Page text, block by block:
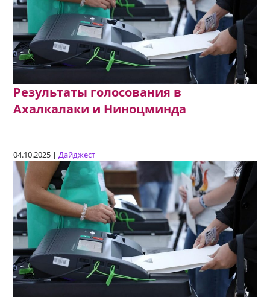
Результаты голосования в
Ахалкалаки и Ниноцминда
04.10.2025 |Дайджест